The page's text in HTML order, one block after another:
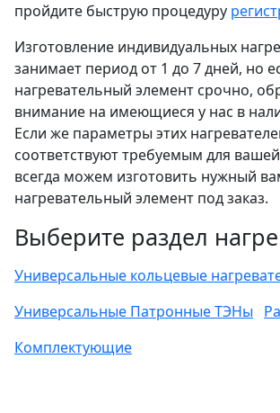
пройдите быструю процедуру
Изготовление индивидуальных
занимает период от 1 до 7 дней, но
нагревательный элемент срочно,
внимание на имеющиеся у нас в
Если же параметры этих
соответствуют требуемым для
всегда можем изготовить нужный
нагревательный элемент под заказ.
Выберите раздел
Универсальные кольцевые
Универсальные Патронные ТЭНы
Комплектующие